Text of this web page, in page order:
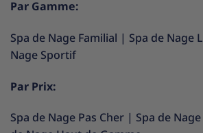
Par Gamme:
Spa de Nage Familial | Spa de Nage
Nage Sportif
Par Prix:
Spa de Nage Pas Cher | Spa de